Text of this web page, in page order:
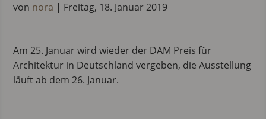
von nora | Freitag, 18. Januar 2019
Am 25. Januar wird wieder der DAM Preis für
Architektur in Deutschland vergeben, die Ausstellung
läuft ab dem 26. Januar.